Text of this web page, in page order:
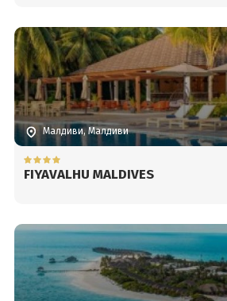
Малдиви, Малдиви
FIYAVALHU MALDIVES